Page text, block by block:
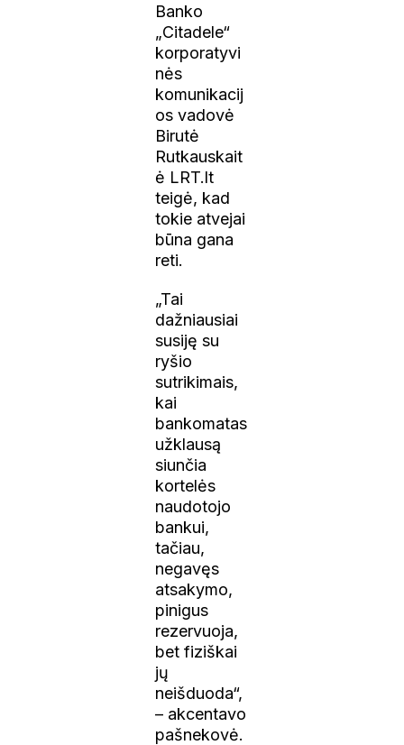
Banko
„Citadele“
korporatyvi
nės
komunikacij
os vadovė
Birutė
Rutkauskait
ė LRT.lt
teigė, kad
tokie atvejai
būna gana
reti.
„Tai
dažniausiai
susiję su
ryšio
sutrikimais,
kai
bankomatas
užklausą
siunčia
kortelės
naudotojo
bankui,
tačiau,
negavęs
atsakymo,
pinigus
rezervuoja,
bet fiziškai
jų
neišduoda“,
– akcentavo
pašnekovė.